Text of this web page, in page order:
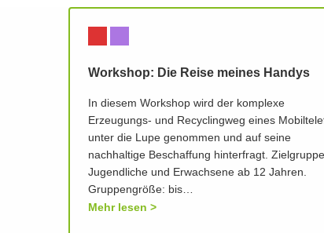
Workshop: Die Reise meines Handys
In diesem Workshop wird der komplexe
Erzeugungs- und Recyclingweg eines
unter die Lupe genommen und auf seine
nachhaltige Beschaffung hinterfragt.
Jugendliche und Erwachsene ab 12 Jahren.
Gruppengröße: bis…
Mehr lesen